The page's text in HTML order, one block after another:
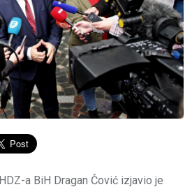
a BiH Dragan Čović izjavio je